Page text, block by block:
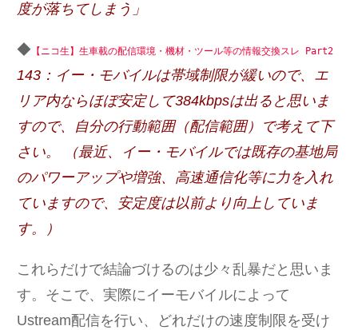
度が落ちてしまう」
◆ 【ニコ生】生車載の配信環境・機材・ツール等の情報交換スレ Part2
143：イー・モバイルは帯域制限が緩いので、エ
リア内ならほぼ安定して384kbpsは出ると思いま
すので、自分の行動範囲（配信範囲）で考えて下
さい。 （最近、イー・モバイルでは既存の基地局
のパワーアップや増強、高速通信化等に力を入れ
ていますので、安定度は以前より向上していま
す。）
これらだけで結論づけるのは少々乱暴だと思いま
す。そこで、実際にイーモバイルによって
Ustream配信を行い、どれだけの速度制限を受け